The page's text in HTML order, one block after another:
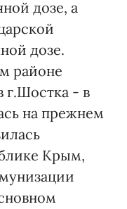
дозе, а
дозе.
районе
г.Шостка - в
на прежнем
Крым,